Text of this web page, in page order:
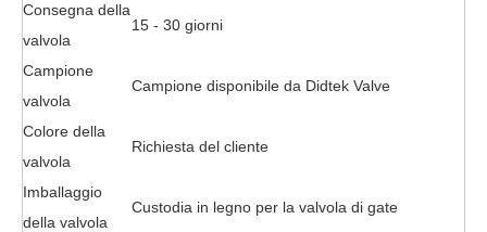
Consegna della
valvola
15 - 30 giorni
Campione
valvola
Campione disponibile da Didtek Valve
Colore della
valvola
Richiesta del cliente
Imballaggio
della valvola
Custodia in legno per la valvola di gate